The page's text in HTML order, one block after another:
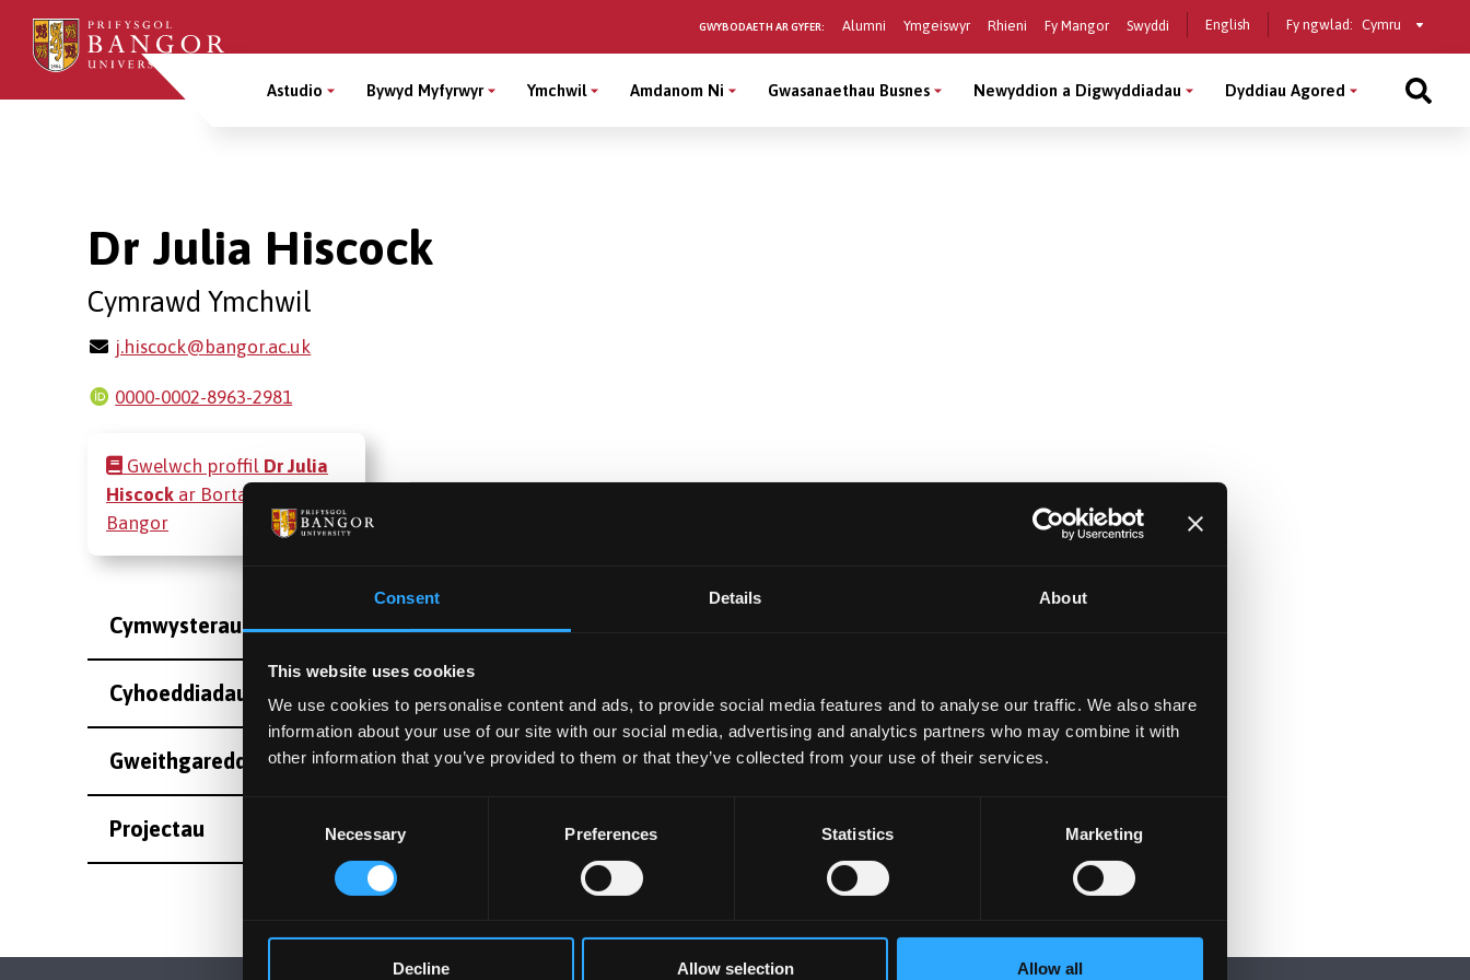
Consent Details About
This website uses cookies
We use cookies to personalise content and ads, to provide social media features and to analyse our traffic. We also share
information about your use of our site with our social media, advertising and analytics partners who may combine it with
other information that you’ve provided to them or that they’ve collected from your use of their services.
Necessary Preferences Statistics Marketing
Decline Allow selection Allow all
Sgipiwch
gynnwys
GWYBODAETH AR GYFER: Alumni Ymgeiswyr Rhieni Fy Mangor Swyddi English Fy ngwlad: Select
country
Main
Astudio Bywyd Myfyrwyr Ymchwil Amdanom Ni Gwasanaethau Busnes Newyddion a Digwyddiadau Dyddiau Agored
Dr Julia Hiscock
Cymrawd Ymchwil
j.hiscock@bangor.ac.uk
0000-0002-8963-2981
Gwelwch proffil Dr Julia
Hiscock ar Bortal Ymchwil
Bangor
Cymwysterau
Cyhoeddiadau
Gweithgareddau
Projectau